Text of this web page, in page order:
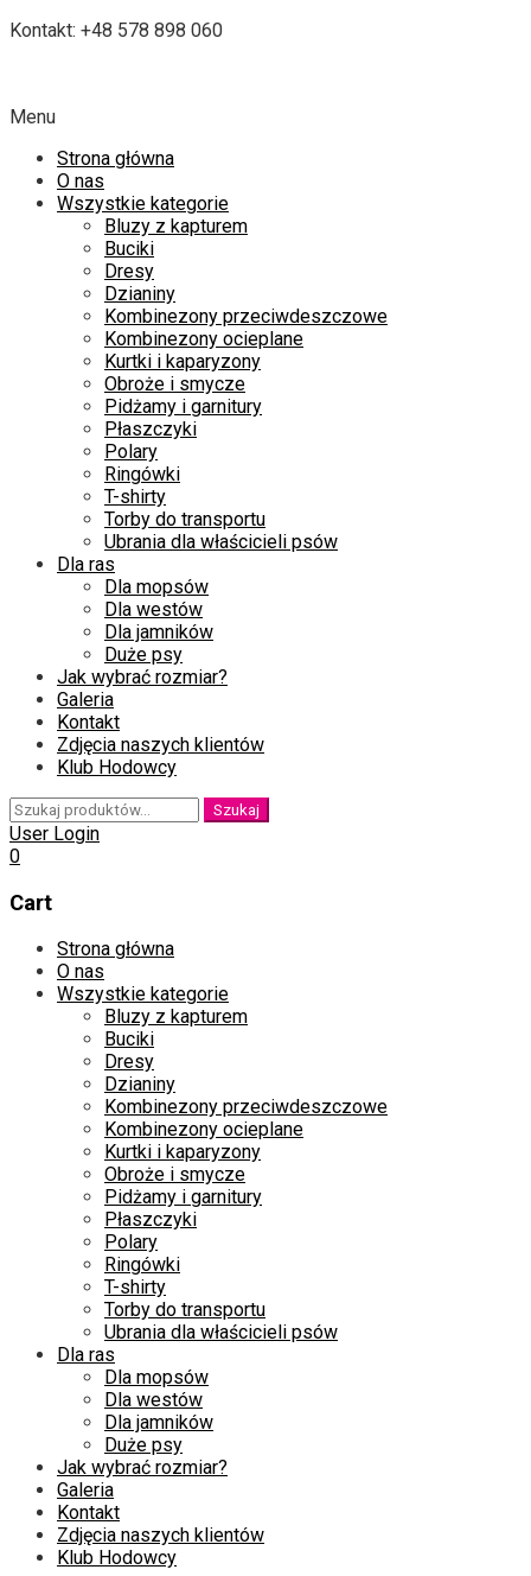
Kontakt: +48 578 898 060
Menu
Strona główna
O nas
Wszystkie kategorie
Bluzy z kapturem
Buciki
Dresy
Dzianiny
Kombinezony przeciwdeszczowe
Kombinezony ocieplane
Kurtki i kaparyzony
Obroże i smycze
Pidżamy i garnitury
Płaszczyki
Polary
Ringówki
T-shirty
Torby do transportu
Ubrania dla właścicieli psów
Dla ras
Dla mopsów
Dla westów
Dla jamników
Duże psy
Jak wybrać rozmiar?
Galeria
Kontakt
Zdjęcia naszych klientów
Klub Hodowcy
Szukaj:
Szukaj
User Login
0
Cart
Skip
content
Strona główna
O nas
Wszystkie kategorie
Bluzy z kapturem
Buciki
Dresy
Dzianiny
Kombinezony przeciwdeszczowe
Kombinezony ocieplane
Kurtki i kaparyzony
Obroże i smycze
Pidżamy i garnitury
Płaszczyki
Polary
Ringówki
T-shirty
Torby do transportu
Ubrania dla właścicieli psów
Dla ras
Dla mopsów
Dla westów
Dla jamników
Duże psy
Jak wybrać rozmiar?
Galeria
Kontakt
Zdjęcia naszych klientów
Klub Hodowcy